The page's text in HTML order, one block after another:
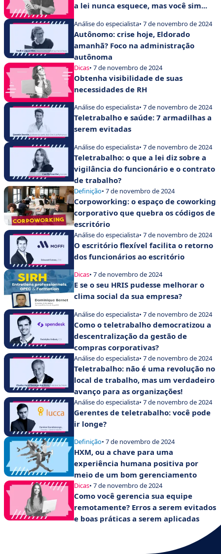
a lei nunca esquece, mas você sim...
Análise do especialista• 7 de novembro de 2024
Autônomo: crise hoje, Eldorado
amanhã? Foco na administração
autônoma
Dicas• 7 de novembro de 2024
Obtenha visibilidade de suas
necessidades de RH
Análise do especialista• 7 de novembro de 2024
Teletrabalho e saúde: 7 armadilhas a
serem evitadas
Análise do especialista• 7 de novembro de 2024
Teletrabalho: o que a lei diz sobre a
vigilância do funcionário e o contrato
de trabalho?
Definição• 7 de novembro de 2024
Corpoworking: o espaço de coworking
corporativo que quebra os códigos de
escritório
Análise do especialista• 7 de novembro de 2024
O escritório flexível facilita o retorno
dos funcionários ao escritório
Dicas• 7 de novembro de 2024
E se o seu HRIS pudesse melhorar o
clima social da sua empresa?
Análise do especialista• 7 de novembro de 2024
Como o teletrabalho democratizou a
descentralização da gestão de
compras corporativas?
Análise do especialista• 7 de novembro de 2024
Teletrabalho: não é uma revolução no
local de trabalho, mas um verdadeiro
avanço para as organizações!
Análise do especialista• 7 de novembro de 2024
Gerentes de teletrabalho: você pode
ir longe?
Definição• 7 de novembro de 2024
HXM, ou a chave para uma
experiência humana positiva por
meio de um bom gerenciamento
Dicas• 7 de novembro de 2024
Como você gerencia sua equipe
remotamente? Erros a serem evitados
e boas práticas a serem aplicadas